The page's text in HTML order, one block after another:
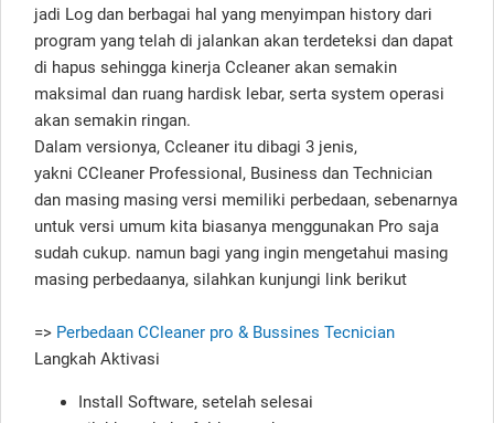
jadi Log dan berbagai hal yang menyimpan history dari
program yang telah di jalankan akan terdeteksi dan dapat
di hapus sehingga kinerja Ccleaner akan semakin
maksimal dan ruang hardisk lebar, serta system operasi
akan semakin ringan.
Dalam versionya, Ccleaner itu dibagi 3 jenis,
yakni CCleaner Professional, Business dan Technician
dan masing masing versi memiliki perbedaan, sebenarnya
untuk versi umum kita biasanya menggunakan Pro saja
sudah cukup. namun bagi yang ingin mengetahui masing
masing perbedaanya, silahkan kunjungi link berikut
=> Perbedaan CCleaner pro & Bussines Tecnician
Langkah Aktivasi
Install Software, setelah selesai